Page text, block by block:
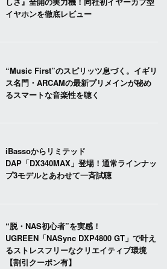
イヤホンを徹底レビュー
“Music First”のスピリッツ息づく。イギリ
ス名門・ARCAMの最新プリメインが秘め
るスマートな音楽性を聴く
iBassoからリミテッド
DAP「DX340MAX」登場！通常ラインナッ
プ3モデルとあわせて一斉試聴
“脱・NAS初心者”を実感！
UGREEN「NASync DXP4800 GT」で叶え
るストレスフリーなクリエイティブ環境
【割引クーポン有】